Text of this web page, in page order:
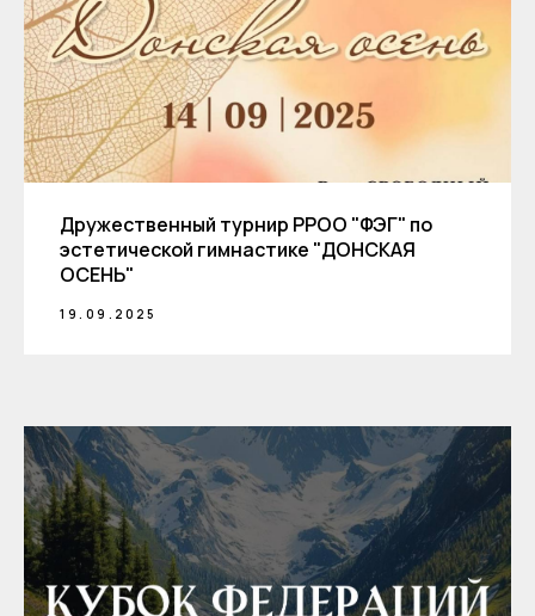
Дружественный турнир РРОО "ФЭГ" по
эстетической гимнастике "ДОНСКАЯ
ОСЕНЬ"
19.09.2025